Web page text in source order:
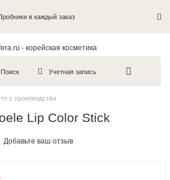
в каждый заказ
Поиск Учетная запись
с производства
Lip Color Stick
Добавьте ваш отзыв